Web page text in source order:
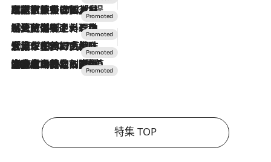
2026.7.31
【ホテル帰省】という選択肢をOMOが提案。家族とほどよい距離を保つには「昼は実家、夜は気兼ねなくホテルで！」
2026.7.24
【夏限定ディナーコース】旬を迎える稚鮎や花ズッキーニなどをイタリア・トスカーナの郷土料理の手法で満喫！
2026.7.17
「土佐和ハーブかき氷」がOMO7高知に登場！生姜、山椒、大葉など目にも舌にも涼を呼ぶ郷土の味
2026.7.10
NEW OPEN！【界 草津】名湯の地に誕生。趣の異なる2種の温泉と上州ならではの会席・蕎麦割烹など美食を味わう究極の癒やし旅
特集 TOP